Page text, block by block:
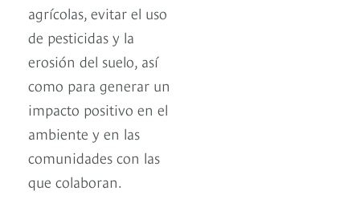
agrícolas, evitar el uso
de pesticidas y la
erosión del suelo, así
como para generar un
impacto positivo en el
ambiente y en las
comunidades con las
que colaboran.